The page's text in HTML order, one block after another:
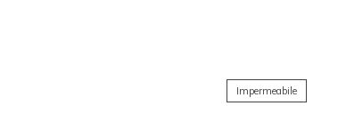
Impermeabile